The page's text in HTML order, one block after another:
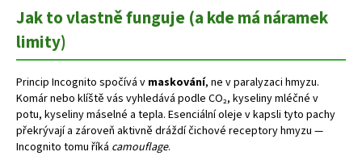
Jak to vlastně funguje (a kde má náramek
limity)
Princip Incognito spočívá v maskování, ne v paralyzaci hmyzu.
Komár nebo klíště vás vyhledává podle CO₂, kyseliny mléčné v
potu, kyseliny máselné a tepla. Esenciální oleje v kapsli tyto pachy
překrývají a zároveň aktivně dráždí čichové receptory hmyzu —
Incognito tomu říká camouflage.